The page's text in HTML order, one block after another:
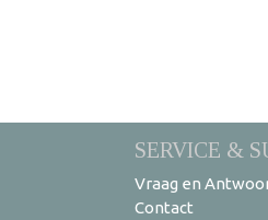
SERVICE &
Vraag en
Contact